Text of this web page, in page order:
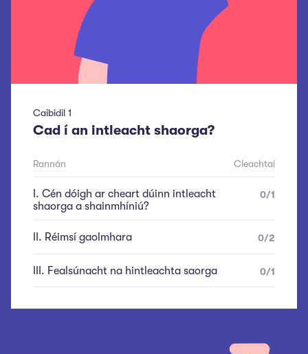
Caibidil 1
Cad í an intleacht shaorga?
Rannán Cleachtaí
. Cén dóigh ar cheart dúinn intleacht
shaorga a shainmhíniú?
0/1
. Réimsí gaolmhara 0/2
. Fealsúnacht na hintleachta saorga 0/1